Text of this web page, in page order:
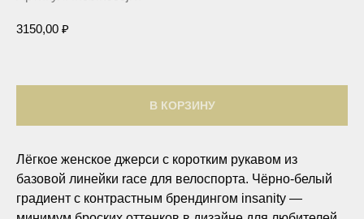
3150,00 ₽
В КОРЗИНУ
Лёгкое женское джерси с коротким рукавом из
базовой линейки race для велоспорта. Чёрно-белый
градиент с контрастным брендингом insanity —